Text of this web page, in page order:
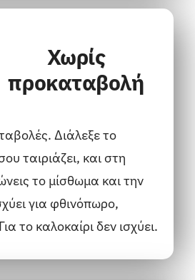
Χωρίς
προκαταβολή
Διάλεξε το
ταιριάζει, και στη
το μίσθωμα και την
για φθινόπωρο,
το καλοκαίρι δεν ισχύει.